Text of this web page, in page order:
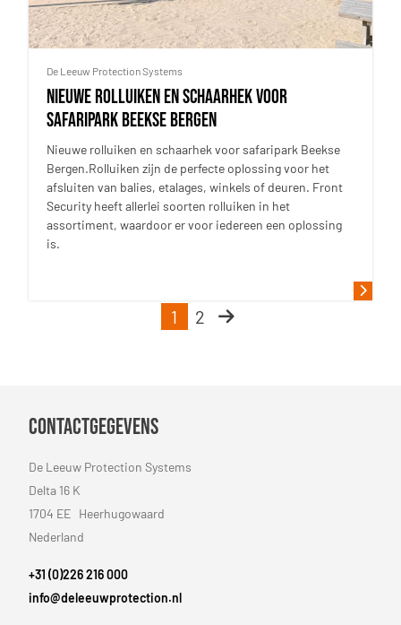
De Leeuw Protection Systems
Nieuwe rolluiken en schaarhek voor
safaripark Beekse Bergen
Nieuwe rolluiken en schaarhek voor safaripark Beekse
Bergen.Rolluiken zijn de perfecte oplossing voor het
afsluiten van balies, etalages, winkels of deuren. Front
Security heeft allerlei soorten rolluiken in het
assortiment, waardoor er voor iedereen een oplossing
is.
1 2
Volgende
Contactgegevens
De Leeuw Protection Systems
Delta 16 K
1704 EE Heerhugowaard
Nederland
+31 (0)226 216 000
info@deleeuwprotection.nl